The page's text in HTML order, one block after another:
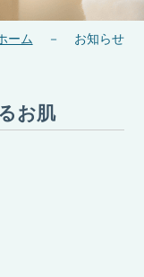
ーム － お知らせ
お肌